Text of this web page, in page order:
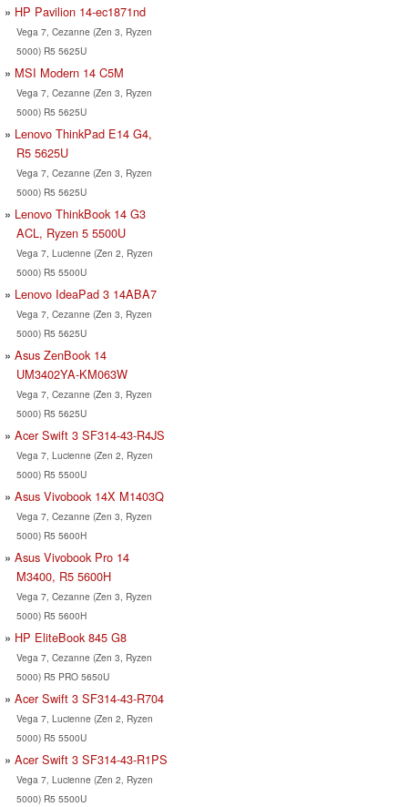
HP Pavilion 14-ec1871nd
Vega 7, Cezanne (Zen 3, Ryzen
5000) R5 5625U
MSI Modern 14 C5M
Vega 7, Cezanne (Zen 3, Ryzen
5000) R5 5625U
Lenovo ThinkPad E14 G4,
R5 5625U
Vega 7, Cezanne (Zen 3, Ryzen
5000) R5 5625U
Lenovo ThinkBook 14 G3
ACL, Ryzen 5 5500U
Vega 7, Lucienne (Zen 2, Ryzen
5000) R5 5500U
Lenovo IdeaPad 3 14ABA7
Vega 7, Cezanne (Zen 3, Ryzen
5000) R5 5625U
Asus ZenBook 14
UM3402YA-KM063W
Vega 7, Cezanne (Zen 3, Ryzen
5000) R5 5625U
Acer Swift 3 SF314-43-R4JS
Vega 7, Lucienne (Zen 2, Ryzen
5000) R5 5500U
Asus Vivobook 14X M1403Q
Vega 7, Cezanne (Zen 3, Ryzen
5000) R5 5600H
Asus Vivobook Pro 14
M3400, R5 5600H
Vega 7, Cezanne (Zen 3, Ryzen
5000) R5 5600H
HP EliteBook 845 G8
Vega 7, Cezanne (Zen 3, Ryzen
5000) R5 PRO 5650U
Acer Swift 3 SF314-43-R704
Vega 7, Lucienne (Zen 2, Ryzen
5000) R5 5500U
Acer Swift 3 SF314-43-R1PS
Vega 7, Lucienne (Zen 2, Ryzen
5000) R5 5500U